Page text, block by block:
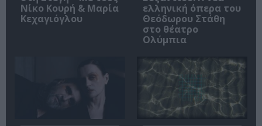
Νίκο Κουρή & Μαρία
Κεχαγιόγλου
ελληνική όπερα του
Θεόδωρου Στάθη
στο θέατρο
Ολύμπια